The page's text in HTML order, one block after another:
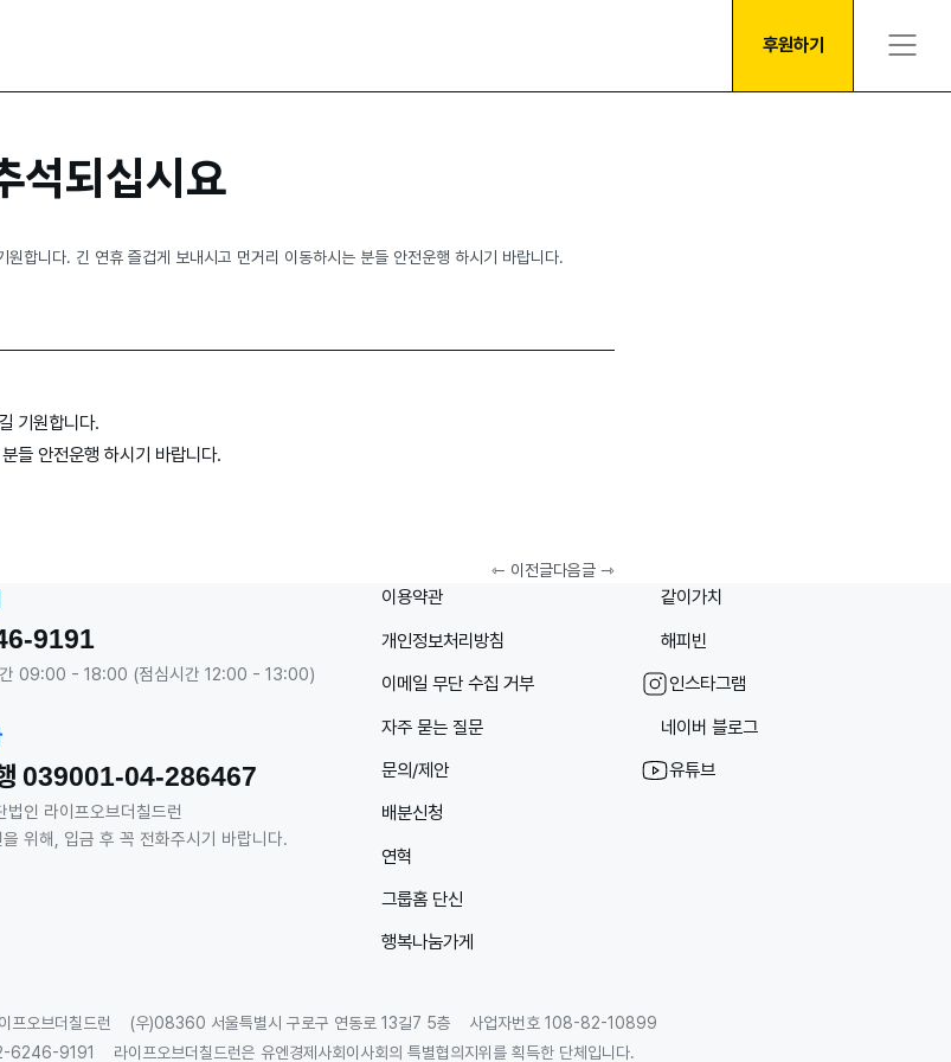
후원하기
석되십시요
합니다. 긴 연휴 즐겁게 보내시고 먼거리 이동하시는 분들 안전운행 하시기 바랍니다.
기원합니다.
들 안전운행 하시기 바랍니다.
⇽ 이전글다음글 ⇾
9191
간 09:00 - 18:00 (점심시간 12:00 - 13:00)
039001-04-286467
법인 라이프오브더칠드런
위해, 입금 후 꼭 전화주시기 바랍니다.
이용약관
개인정보처리방침
이메일 무단 수집 거부
자주 묻는 질문
문의/제안
배분신청
연혁
그룹홈 단신
행복나눔가게
같이가치
해피빈
인스타그램
네이버 블로그
유튜브
프오브더칠드런 (우)08360 서울특별시 구로구 연동로 13길7 5층
사업자번호 108-82-10899
6246-9191
라이프오브더칠드런은 유엔경제사회이사회의 특별협의지위를 획득한 단체입니다.